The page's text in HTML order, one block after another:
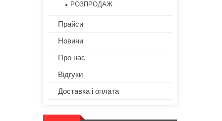
РОЗПРОДАЖ
Прайси
Новини
Про нас
Відгуки
Доставка і оплата